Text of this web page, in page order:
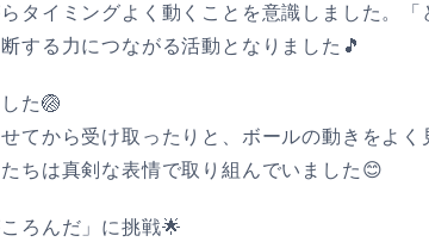
タイミングよく動くことを意識しました。
する力につながる活動となりました🎵
た🏐
てから受け取ったりと、ボールの動きをよ
ちは真剣な表情で取り組んでいました😊
ろんだ」に挑戦🌟